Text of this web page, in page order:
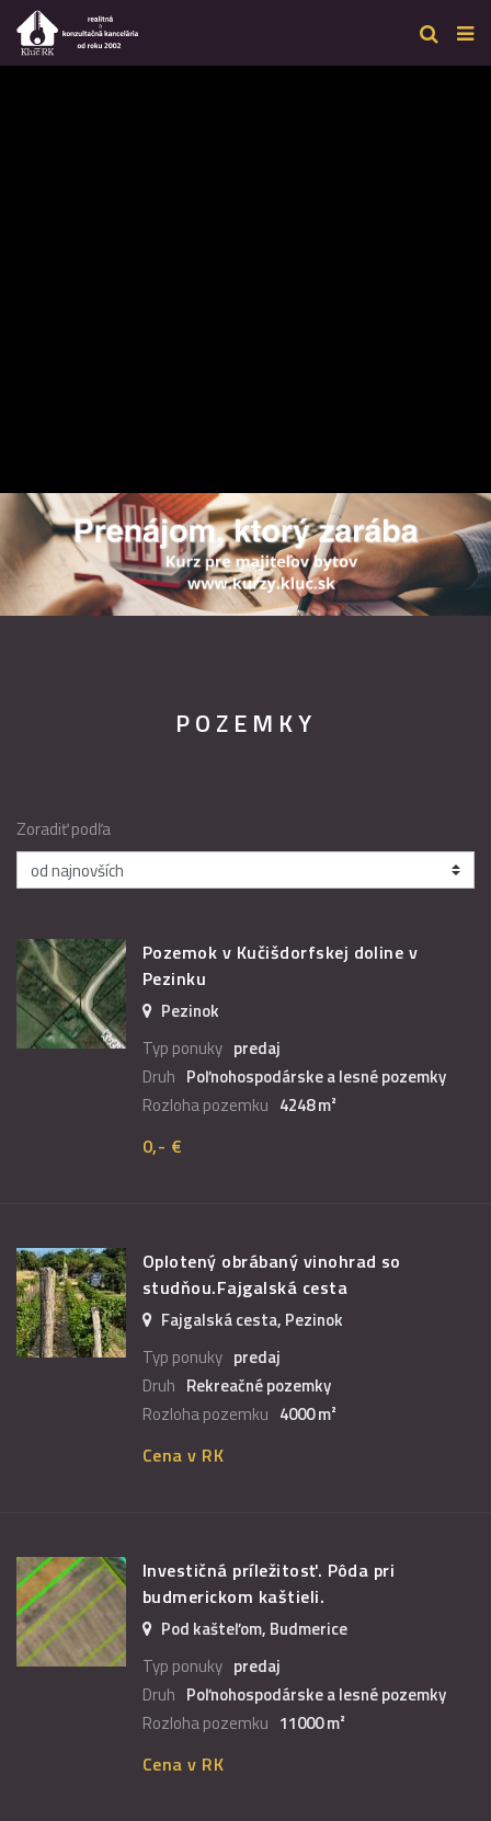
POZEMKY
Zoradiť podľa
Pozemok v Kučišdorfskej doline v
Pezinku
Pezinok
Typ ponuky predaj
Druh Poľnohospodárske a lesné pozemky
Rozloha pozemku 4248 m²
0,- €
Oplotený obrábaný vinohrad so
studňou.Fajgalská cesta
Fajgalská cesta, Pezinok
Typ ponuky predaj
Druh Rekreačné pozemky
Rozloha pozemku 4000 m²
Cena v RK
Investičná príležitosť. Pôda pri
budmerickom kaštieli.
Pod kašteľom, Budmerice
Typ ponuky predaj
Druh Poľnohospodárske a lesné pozemky
Rozloha pozemku 11000 m²
Cena v RK